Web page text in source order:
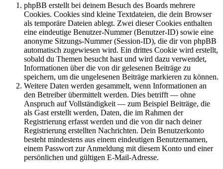
phpBB erstellt bei deinem Besuch des Boards mehrere
Cookies. Cookies sind kleine Textdateien, die dein Browser
als temporäre Dateien ablegt. Zwei dieser Cookies enthalten
eine eindeutige Benutzer-Nummer (Benutzer-ID) sowie eine
anonyme Sitzungs-Nummer (Session-ID), die dir von phpBB
automatisch zugewiesen wird. Ein drittes Cookie wird erstellt,
sobald du Themen besucht hast und wird dazu verwendet,
Informationen über die von dir gelesenen Beiträge zu
speichern, um die ungelesenen Beiträge markieren zu können.
Weitere Daten werden gesammelt, wenn Informationen an
den Betreiber übermittelt werden. Dies betrifft — ohne
Anspruch auf Vollständigkeit — zum Beispiel Beiträge, die
als Gast erstellt werden, Daten, die im Rahmen der
Registrierung erfasst werden und die von dir nach deiner
Registrierung erstellten Nachrichten. Dein Benutzerkonto
besteht mindestens aus einem eindeutigen Benutzernamen,
einem Passwort zur Anmeldung mit diesem Konto und einer
persönlichen und gültigen E-Mail-Adresse.